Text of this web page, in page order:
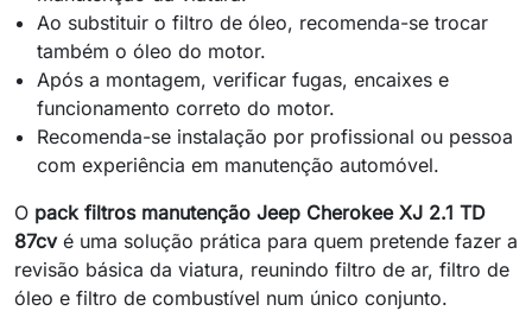
Ao substituir o filtro de óleo, recomenda-se trocar
também o óleo do motor.
Após a montagem, verificar fugas, encaixes e
funcionamento correto do motor.
Recomenda-se instalação por profissional ou pessoa
com experiência em manutenção automóvel.
O pack filtros manutenção Jeep Cherokee XJ 2.1 TD
87cvé uma solução prática para quem pretende fazer a
revisão básica da viatura, reunindo filtro de ar, filtro de
óleo e filtro de combustível num único conjunto.